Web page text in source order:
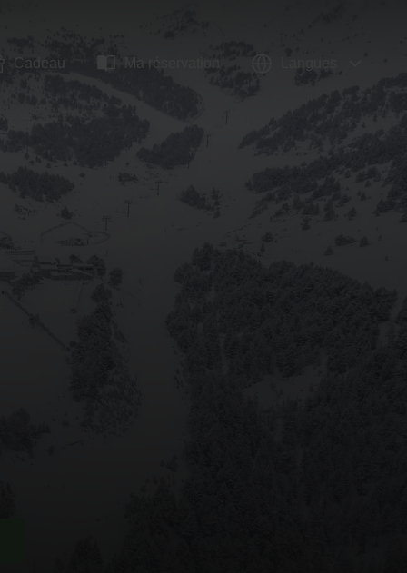
Cadeau Ma réservation Langues